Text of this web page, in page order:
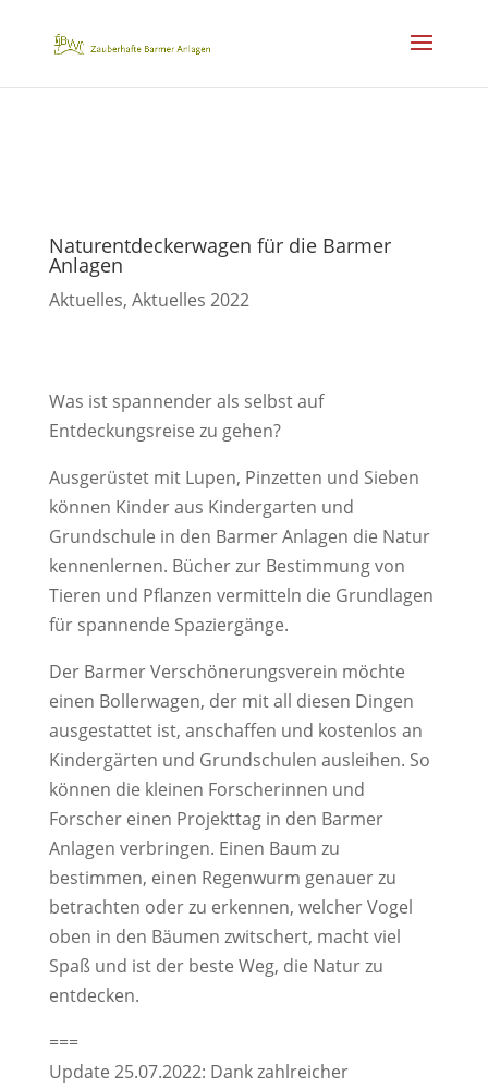
Naturentdeckerwagen für die Barmer
Anlagen
Aktuelles, Aktuelles 2022
Was ist spannender als selbst auf
Entdeckungsreise zu gehen?
Ausgerüstet mit Lupen, Pinzetten und Sieben
können Kinder aus Kindergarten und
Grundschule in den Barmer Anlagen die Natur
kennenlernen. Bücher zur Bestimmung von
Tieren und Pflanzen vermitteln die Grundlagen
für spannende Spaziergänge.
Der Barmer Verschönerungsverein möchte
einen Bollerwagen, der mit all diesen Dingen
ausgestattet ist, anschaffen und kostenlos an
Kindergärten und Grundschulen ausleihen. So
können die kleinen Forscherinnen und
Forscher einen Projekttag in den Barmer
Anlagen verbringen. Einen Baum zu
bestimmen, einen Regenwurm genauer zu
betrachten oder zu erkennen, welcher Vogel
oben in den Bäumen zwitschert, macht viel
Spaß und ist der beste Weg, die Natur zu
entdecken.
===
Update 25.07.2022: Dank zahlreicher